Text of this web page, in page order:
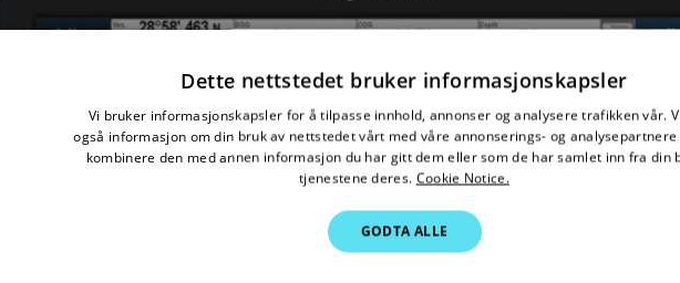
Dette nettstedet bruker informasjonskapsler
Vi bruker informasjonskapsler for å tilpasse innhold, annonser og analysere trafikken vår.
også informasjon om din bruk av nettstedet vårt med våre annonserings- og analysepartnere
kombinere den med annen informasjon du har gitt dem eller som de har samlet inn fra din
tjenestene deres. Cookie Notice.
GODTA ALLE